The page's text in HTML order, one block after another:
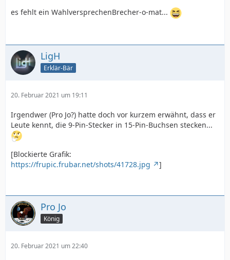
es fehlt ein WahlversprechenBrecher-o-mat...
LigH
Erklär-Bär
20. Februar 2021 um 19:11
Irgendwer (Pro Jo?) hatte doch vor kurzem erwähnt, dass er
Leute kennt, die 9-Pin-Stecker in 15-Pin-Buchsen stecken...
[Blockierte Grafik:
https://frupic.frubar.net/shots/41728.jpg
]
Pro Jo
König
20. Februar 2021 um 22:40